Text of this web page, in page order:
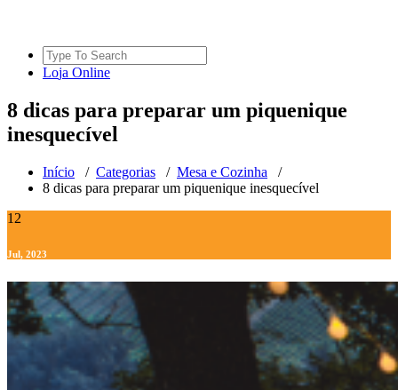
Search
for:
Loja Online
8 dicas para preparar um piquenique
inesquecível
Início / Categorias / Mesa e Cozinha /
8 dicas para preparar um piquenique inesquecível
12
Jul, 2023